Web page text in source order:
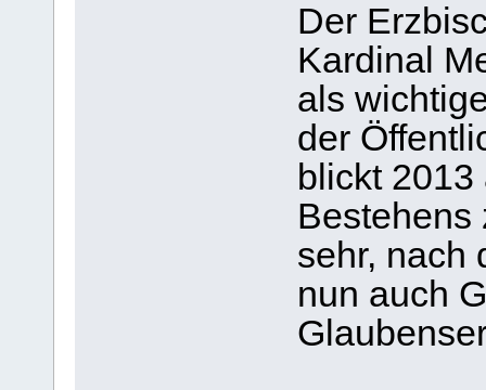
Der
Kardinal
als
der
blickt
Bestehens
sehr, nach
nun auch